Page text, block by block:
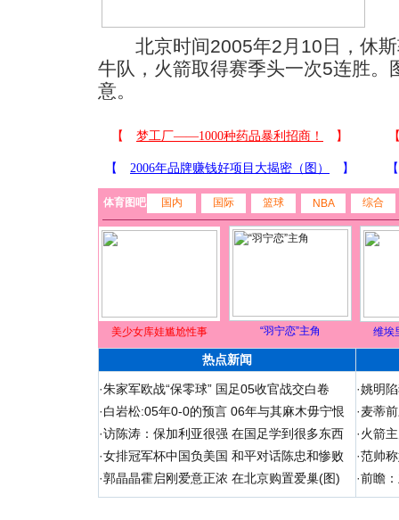
北京时间2005年2月10日，休斯
牛队，火箭取得赛季头一次5连胜。
意。
体育图吧 国内 国际 篮球 NBA 综合
美少女库娃尴尬性事 “羽宁恋”主角 维埃
热点新闻
·朱家军欧战“保零球” 国足05收官战交白卷
·白岩松:05年0-0的预言 06年与其麻木毋宁恨
·访陈涛：保加利亚很强 在国足学到很多东西
·女排冠军杯中国负美国 和平对话陈忠和惨败
·郭晶晶霍启刚爱意正浓 在北京购置爱巢(图)
·姚明
·麦蒂
·火箭
·范帅
·前瞻